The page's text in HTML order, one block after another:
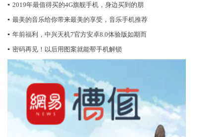
▪ 2019年最值得买的4G旗舰手机，身边买到的朋
▪ 最美的音乐给你带来最美的享受，音乐手机推荐
▪ 年前福利，中兴天机7官方安卓8.0体验版如期而
▪ 密码再见！以后用图案就能帮手机解锁